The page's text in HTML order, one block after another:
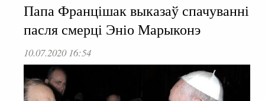
Папа Францішак выказаў спачуванні
пасля смерці Эніо Марыконэ
10.07.2020 16:54